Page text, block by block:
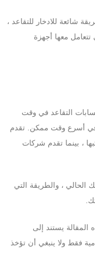
شائعة للادخار للتقاعد ،
معها أجهزة
التقاعد في وقت
في أسرع وقت ممكن. تقدم
، بينما تقدم شركات
الحالي ، والطريقة التي
المقالة يستند إلى
فقط ولا ينبغي أن تؤخذ